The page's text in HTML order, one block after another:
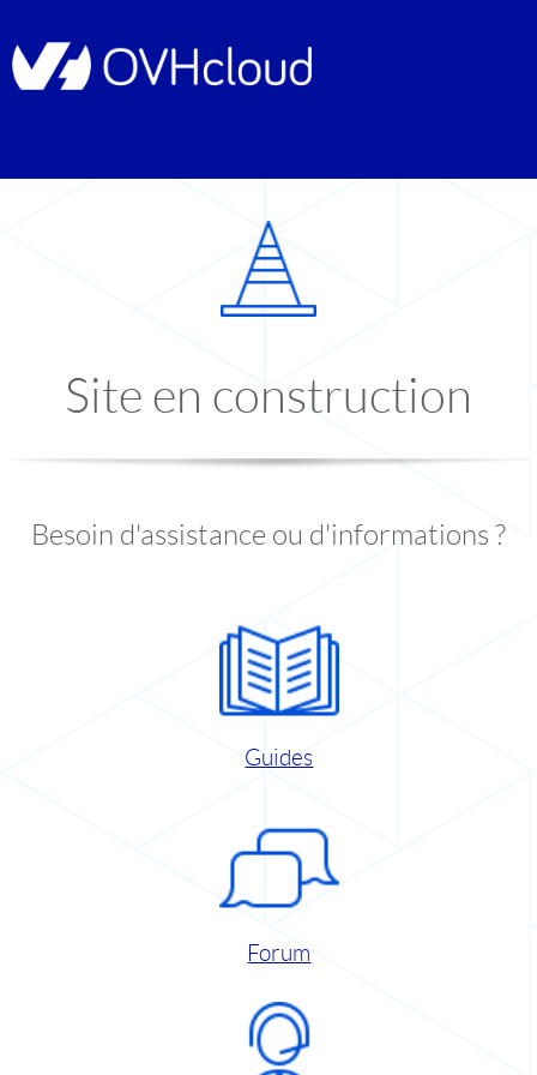
Site en construction
Besoin d'assistance ou d'informations ?
Guides
Forum